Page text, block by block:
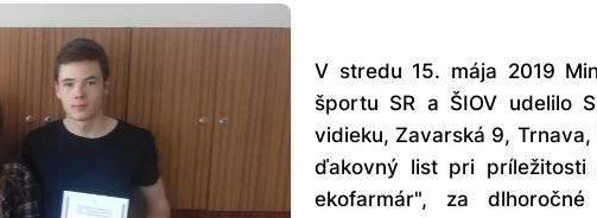
V stredu 15. mája 2019
športu SR a ŠIOV udelilo
vidieku, Zavarská 9,
ďakovný list pri príležitosti
ekofarmár", za dlhoročné